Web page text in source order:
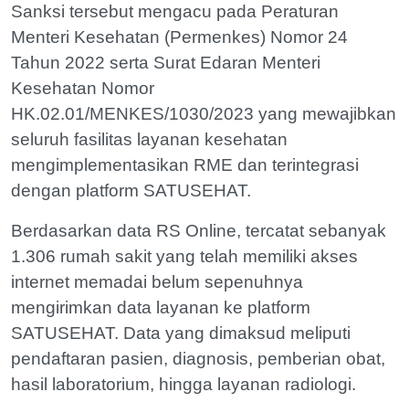
Sanksi tersebut mengacu pada Peraturan
Menteri Kesehatan (Permenkes) Nomor 24
Tahun 2022 serta Surat Edaran Menteri
Kesehatan Nomor
HK.02.01/MENKES/1030/2023 yang mewajibkan
seluruh fasilitas layanan kesehatan
mengimplementasikan RME dan terintegrasi
dengan platform SATUSEHAT.
Berdasarkan data RS Online, tercatat sebanyak
1.306 rumah sakit yang telah memiliki akses
internet memadai belum sepenuhnya
mengirimkan data layanan ke platform
SATUSEHAT. Data yang dimaksud meliputi
pendaftaran pasien, diagnosis, pemberian obat,
hasil laboratorium, hingga layanan radiologi.